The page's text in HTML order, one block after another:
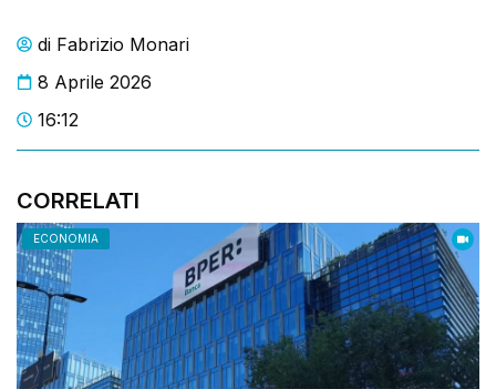
di Fabrizio Monari
8 Aprile 2026
16:12
CORRELATI
ECONOMIA